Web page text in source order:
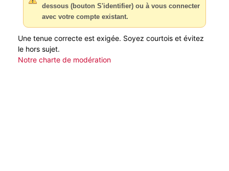
dessous (bouton S'identifier) ou à vous connecter
avec votre compte existant.
Une tenue correcte est exigée. Soyez courtois et évitez
le hors sujet.
Notre charte de modération